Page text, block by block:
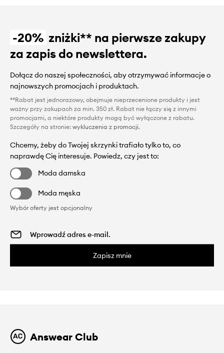
-20% zniżki** na pierwsze zakupy
za zapis do newslettera.
Dołącz do naszej społeczności, aby otrzymywać informacje o
najnowszych promocjach i produktach.
**Rabat jest jednorazowy, obejmuje nieprzecenione produkty i jest
ważny przy zakupach za min. 350 zł. Rabat nie łączy się z innymi
promocjami, a niektóre produkty mogą być wyłączone z rabatu.
Szczegóły na stronie: wykluczenia z promocji.
Chcemy, żeby do Twojej skrzynki trafiało tylko to, co
naprawdę Cię interesuje. Powiedz, czy jest to:
Moda damska
Moda męska
Wybór oferty jest opcjonalny
Zapisz mnie
Answear Club